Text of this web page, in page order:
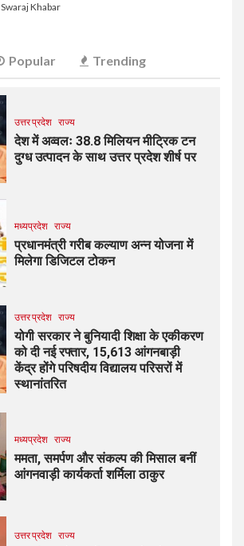
Swaraj Khabar
Popular Trending
उत्तर प्रदेश राज्य
देश में अव्वलः 38.8 मिलियन मीट्रिक टन
दुग्ध उत्पादन के साथ उत्तर प्रदेश शीर्ष पर
मध्यप्रदेश राज्य
प्रधानमंत्री गरीब कल्याण अन्न योजना में
मिलेगा डिजिटल टोकन
उत्तर प्रदेश राज्य
योगी सरकार ने बुनियादी शिक्षा के एकीकरण
को दी नई रफ्तार, 15,613 आंगनबाड़ी
केंद्र होंगे परिषदीय विद्यालय परिसरों में
स्थानांतरित
मध्यप्रदेश राज्य
ममता, समर्पण और संकल्प की मिसाल बनीं
आंगनवाड़ी कार्यकर्ता शर्मिला ठाकुर
उत्तर प्रदेश राज्य